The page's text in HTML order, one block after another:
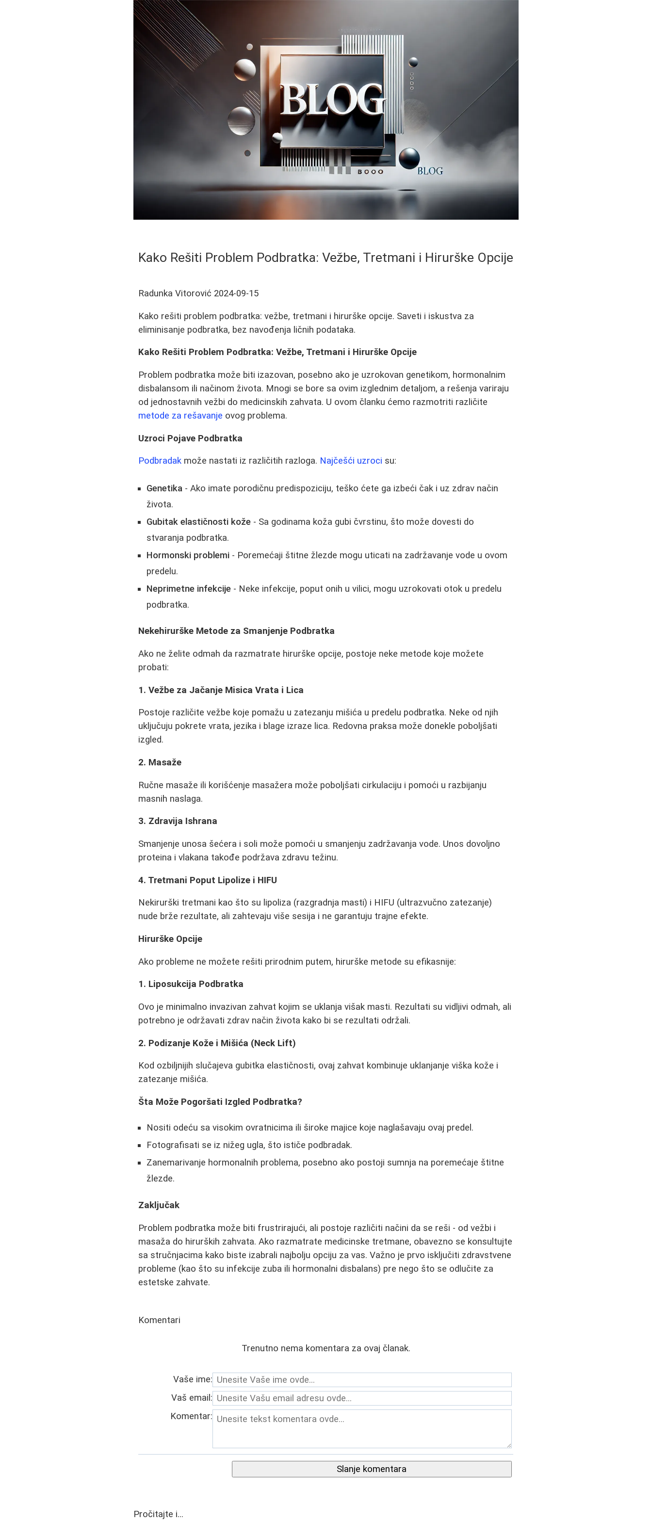
Kako Rešiti Problem Podbratka: Vežbe, Tretmani i Hirurške Opcije
Radunka Vitorović 2024-09-15
Kako rešiti problem podbratka: vežbe, tretmani i hirurške opcije. Saveti i iskustva za
eliminisanje podbratka, bez navođenja ličnih podataka.
Kako Rešiti Problem Podbratka: Vežbe, Tretmani i Hirurške Opcije
Problem podbratka može biti izazovan, posebno ako je uzrokovan genetikom, hormonalnim
disbalansom ili načinom života. Mnogi se bore sa ovim izglednim detaljom, a rešenja variraju
od jednostavnih vežbi do medicinskih zahvata. U ovom članku ćemo razmotriti različite
metode za rešavanje ovog problema.
Uzroci Pojave Podbratka
Podbradak može nastati iz različitih razloga. Najčešći uzroci su:
Genetika - Ako imate porodičnu predispoziciju, teško ćete ga izbeći čak i uz zdrav način
života.
Gubitak elastičnosti kože - Sa godinama koža gubi čvrstinu, što može dovesti do
stvaranja podbratka.
Hormonski problemi - Poremećaji štitne žlezde mogu uticati na zadržavanje vode u ovom
predelu.
Neprimetne infekcije - Neke infekcije, poput onih u vilici, mogu uzrokovati otok u predelu
podbratka.
Nekehirurške Metode za Smanjenje Podbratka
Ako ne želite odmah da razmatrate hirurške opcije, postoje neke metode koje možete
probati:
1. Vežbe za Jačanje Misica Vrata i Lica
Postoje različite vežbe koje pomažu u zatezanju mišića u predelu podbratka. Neke od njih
uključuju pokrete vrata, jezika i blage izraze lica. Redovna praksa može donekle poboljšati
izgled.
2. Masaže
Ručne masaže ili korišćenje masažera može poboljšati cirkulaciju i pomoći u razbijanju
masnih naslaga.
3. Zdravija Ishrana
Smanjenje unosa šećera i soli može pomoći u smanjenju zadržavanja vode. Unos dovoljno
proteina i vlakana takođe podržava zdravu težinu.
4. Tretmani Poput Lipolize i HIFU
Nekirurški tretmani kao što su lipoliza (razgradnja masti) i HIFU (ultrazvučno zatezanje)
nude brže rezultate, ali zahtevaju više sesija i ne garantuju trajne efekte.
Hirurške Opcije
Ako probleme ne možete rešiti prirodnim putem, hirurške metode su efikasnije:
1. Liposukcija Podbratka
Ovo je minimalno invazivan zahvat kojim se uklanja višak masti. Rezultati su vidljivi odmah, ali
potrebno je održavati zdrav način života kako bi se rezultati održali.
2. Podizanje Kože i Mišića (Neck Lift)
Kod ozbiljnijih slučajeva gubitka elastičnosti, ovaj zahvat kombinuje uklanjanje viška kože i
zatezanje mišića.
Šta Može Pogoršati Izgled Podbratka?
Nositi odeću sa visokim ovratnicima ili široke majice koje naglašavaju ovaj predel.
Fotografisati se iz nižeg ugla, što ističe podbradak.
Zanemarivanje hormonalnih problema, posebno ako postoji sumnja na poremećaje štitne
žlezde.
Zaključak
Problem podbratka može biti frustrirajući, ali postoje različiti načini da se reši - od vežbi i
masaža do hirurških zahvata. Ako razmatrate medicinske tretmane, obavezno se konsultujte
sa stručnjacima kako biste izabrali najbolju opciju za vas. Važno je prvo isključiti zdravstvene
probleme (kao što su infekcije zuba ili hormonalni disbalans) pre nego što se odlučite za
estetske zahvate.
Komentari
Trenutno nema komentara za ovaj članak.
Vaše ime:
Vaš email:
Komentar:
Slanje komentara
Pročitajte i...